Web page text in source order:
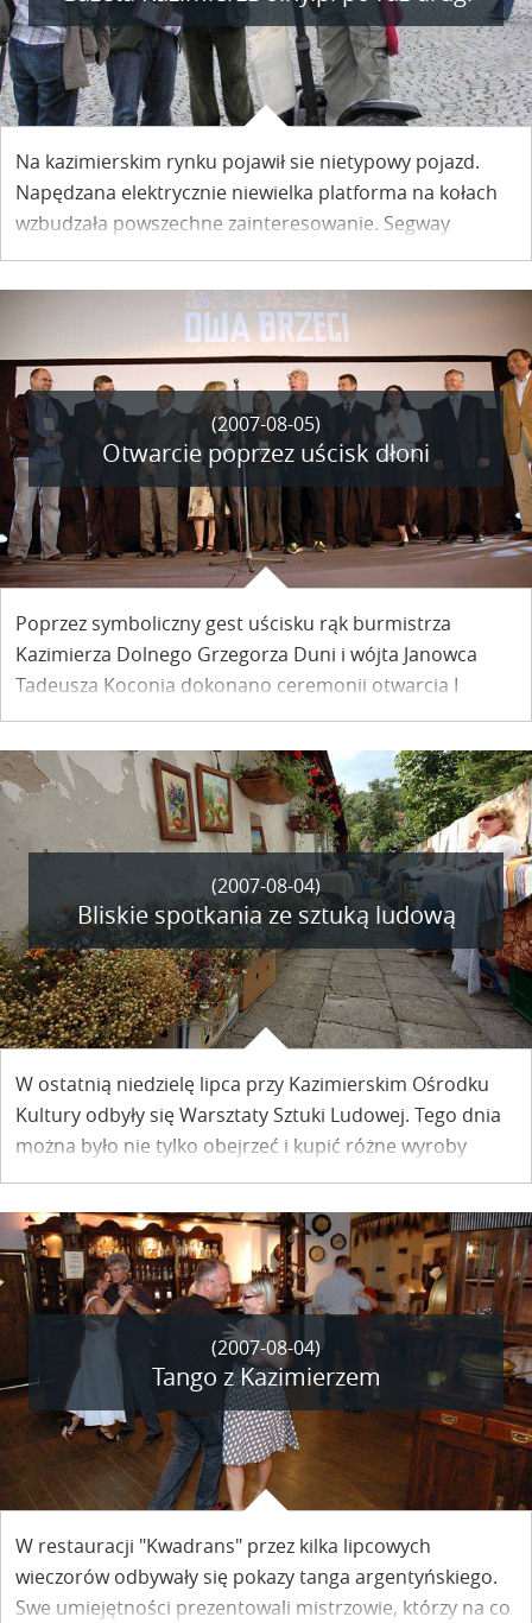
Na kazimierskim rynku pojawił sie nietypowy pojazd.
Napędzana elektrycznie niewielka platforma na kołach
wzbudzała powszechne zainteresowanie. Segway
promował nowy sierpniowy numer naszej gazety
KazimierzDolny.pl.
(2007-08-05)
Otwarcie poprzez uścisk dłoni
Poprzez symboliczny gest uścisku rąk burmistrza
Kazimierza Dolnego Grzegorza Duni i wójta Janowca
Tadeusza Koconia dokonano ceremonii otwarcia I
Festiwalu Filmu i Sztuki Dwa Brzegi. Dwie miejscowości
położone na przeciwległych brzegach Wisły połączyła –
mimo niskiego stanu wody w rzece – Dziesiąta Muza.
(2007-08-04)
Bliskie spotkania ze sztuką ludową
W ostatnią niedzielę lipca przy Kazimierskim Ośrodku
Kultury odbyły się Warsztaty Sztuki Ludowej. Tego dnia
można było nie tylko obejrzeć i kupić różne wyroby
ludowe, ale również zobaczyć jak powstają, a nawet
spróbować swoich sił przy ich tworzeniu.
(2007-08-04)
Tango z Kazimierzem
W restauracji "Kwadrans" przez kilka lipcowych
wieczorów odbywały się pokazy tanga argentyńskiego.
Swe umiejętności prezentowali mistrzowie, którzy na co